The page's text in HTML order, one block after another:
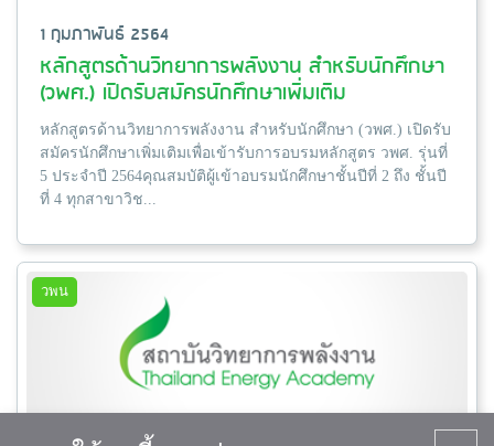
1 กุมภาพันธ์ 2564
หลักสูตรด้านวิทยาการพลังงาน สำหรับนักศึกษา
(วพศ.) เปิดรับสมัครนักศึกษาเพิ่มเติม
หลักสูตรด้านวิทยาการพลังงาน สำหรับนักศึกษา (วพศ.) เปิดรับ
สมัครนักศึกษาเพิ่มเติมเพื่อเข้ารับการอบรมหลักสูตร วพศ. รุ่นที่
5 ประจำปี 2564คุณสมบัติผู้เข้าอบรมนักศึกษาชั้นปีที่ 2 ถึง ชั้นปี
ที่ 4 ทุกสาขาวิช...
วพน